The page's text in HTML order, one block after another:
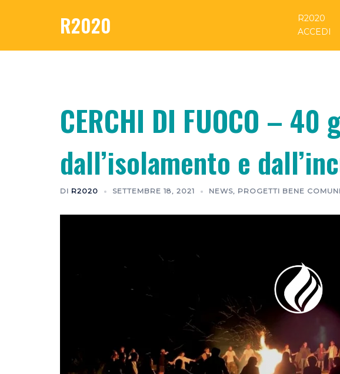
R2020 R2020
ACCEDI
CERCHI DI FUOCO –
dall’isolamento e
DI R2020 SETTEMBRE 18, 2021 NEWS, PROGETTI BENE